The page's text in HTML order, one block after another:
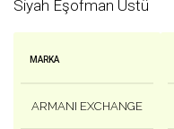
Siyah Eşofman Üstü
MARKA
ARMANI EXCHANGE